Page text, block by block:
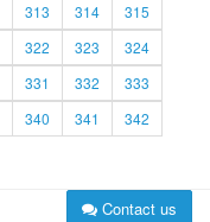
313 314
315
322 323
324
331 332
333
340 341
342
Contact us